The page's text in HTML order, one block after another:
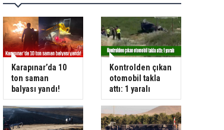
Karapınar’da 10
ton saman
balyası yandı!
Kontrolden çıkan
otomobil takla
attı: 1 yaralı